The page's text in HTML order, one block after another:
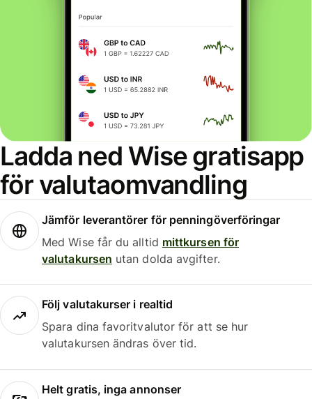
Ladda ned Wise gratisapp
för valutaomvandling
Jämför leverantörer för penningöverföringar
Med Wise får du alltid mittkursen för
valutakursen utan dolda avgifter.
Följ valutakurser i realtid
Spara dina favoritvalutor för att se hur
valutakursen ändras över tid.
Helt gratis, inga annonser